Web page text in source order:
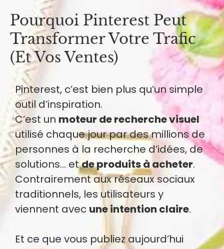
Pourquoi Pinterest Peut
Transformer Votre Trafic
(et Vos Ventes)
Pinterest, c’est bien plus qu’un simple
outil d’inspiration.
C’est un moteur de recherche visuel
utilisé chaque jour par des millions de
personnes à la recherche d’idées, de
solutions… etde produits à acheter.
Contrairement aux réseaux sociaux
traditionnels, les utilisateurs y
viennent avec une intention claire.
Et ce que vous publiez aujourd’hui